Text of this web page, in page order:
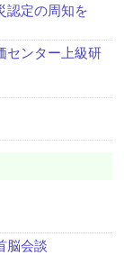
認定の周知を
センター上級研
脳会談